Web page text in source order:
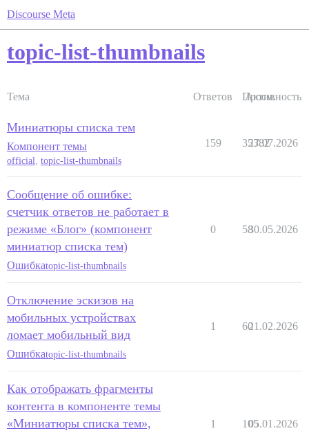
Discourse Meta
topic-list-thumbnails
Тема Ответов Просм.
Активность
Миниатюры списка тем
Компонент темы
official, topic-list-thumbnails
159 35382
27.07.2026
Сообщение об ошибке:
счетчик ответов не работает в
режиме «Блог» (компонент
миниатюр списка тем)
Ошибкаtopic-list-thumbnails
0 5830.05.2026
Отключение эскизов на
мобильных устройствах
ломает мобильный вид
Ошибкаtopic-list-thumbnails
1 6021.02.2026
Как отображать фрагменты
контента в компоненте темы
«Миниатюры списка тем»,
1 105
05.01.2026